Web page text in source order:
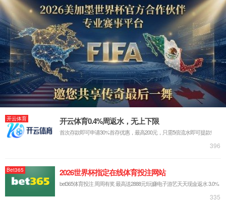
0769-2882 6001
同步带
同步轮
食品行业
家电行业
应用行业
0769-2882 6001
同步带
同步轮
食品行业
家电行业
应用行业
版权所有 @ CHINA·乐天使
技术支持：-领创网络 | 手机版 | 管理登录 | 本站支持